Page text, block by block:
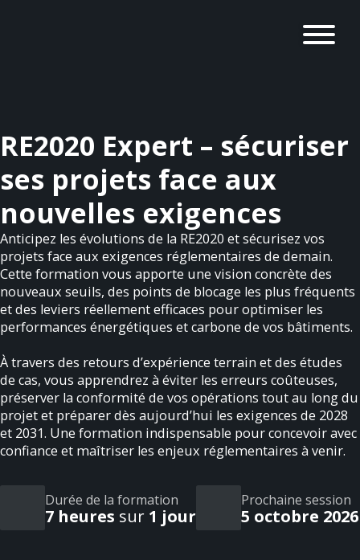
RE2020 Expert – sécuriser
ses projets face aux
nouvelles exigences
Anticipez les évolutions de la RE2020 et sécurisez vos
projets face aux exigences réglementaires de demain.
Cette formation vous apporte une vision concrète des
nouveaux seuils, des points de blocage les plus fréquents
et des leviers réellement efficaces pour optimiser les
performances énergétiques et carbone de vos bâtiments.
À travers des retours d’expérience terrain et des études
de cas, vous apprendrez à éviter les erreurs coûteuses,
préserver la conformité de vos opérations tout au long du
projet et préparer dès aujourd’hui les exigences de 2028
et 2031. Une formation indispensable pour concevoir avec
confiance et maîtriser les enjeux réglementaires à venir.
Durée de la formation
7 heures sur 1 jour
Prochaine session
5 octobre 2026